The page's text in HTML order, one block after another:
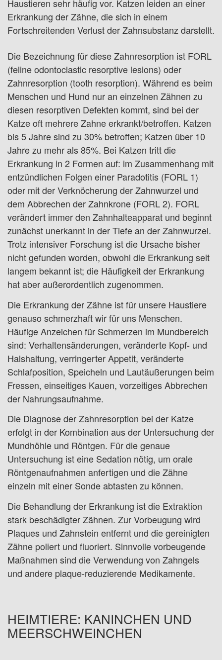
Haustieren sehr häufig vor. Katzen leiden an einer
Erkrankung der Zähne, die sich in einem
Fortschreitenden Verlust der Zahnsubstanz darstellt.
Die Bezeichnung für diese Zahnresorption ist FORL
(feline odontoclastic resorptive lesions) oder
Zahnresorption (tooth resorption). Während es beim
Menschen und Hund nur an einzelnen Zähnen zu
diesen resorptiven Defekten kommt, sind bei der
Katze oft mehrere Zahne erkrankt/betroffen. Katzen
bis 5 Jahre sind zu 30% betroffen; Katzen über 10
Jahre zu mehr als 85%. Bei Katzen tritt die
Erkrankung in 2 Formen auf: im Zusammenhang mit
entzündlichen Folgen einer Paradotitis (FORL 1)
oder mit der Verknöcherung der Zahnwurzel und
dem Abbrechen der Zahnkrone (FORL 2). FORL
verändert immer den Zahnhalteapparat und beginnt
zunächst unerkannt in der Tiefe an der Zahnwurzel.
Trotz intensiver Forschung ist die Ursache bisher
nicht gefunden worden, obwohl die Erkrankung seit
langem bekannt ist; die Häufigkeit der Erkrankung
hat aber außerordentlich zugenommen.
Die Erkrankung der Zähne ist für unsere Haustiere
genauso schmerzhaft wir für uns Menschen.
Häufige Anzeichen für Schmerzen im Mundbereich
sind: Verhaltensänderungen, veränderte Kopf- und
Halshaltung, verringerter Appetit, veränderte
Schlafposition, Speicheln und Lautäußerungen beim
Fressen, einseitiges Kauen, vorzeitiges Abbrechen
der Nahrungsaufnahme.
Die Diagnose der Zahnresorption bei der Katze
erfolgt in der Kombination aus der Untersuchung der
Mundhöhle und Röntgen. Für die genaue
Untersuchung ist eine Sedation nötig, um orale
Röntgenaufnahmen anfertigen und die Zähne
einzeln mit einer Sonde abtasten zu können.
Die Behandlung der Erkrankung ist die Extraktion
stark beschädigter Zähnen. Zur Vorbeugung wird
Plaques und Zahnstein entfernt und die gereinigten
Zähne poliert und fluoriert. Sinnvolle vorbeugende
Maßnahmen sind die Verwendung von Zahngels
und andere plaque-reduzierende Medikamente.
HEIMTIERE: KANINCHEN UND
MEERSCHWEINCHEN